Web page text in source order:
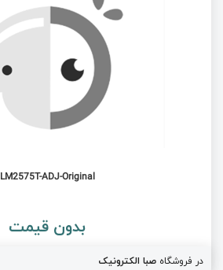
LM2575T-ADJ-Original
بدون قیمت
در فروشگاه صبا الکترونیک